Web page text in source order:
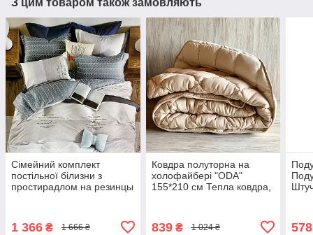
З цим товаром також замовляють
Сімейний комплект
постільної білизни з
простирадлом на резинцы
1 366 ₴ 1 666 ₴
Ковдра полуторна на
холофайбері "ODA"
155*210 см Тепла ковдра,
839₴ 1 024 ₴ 578